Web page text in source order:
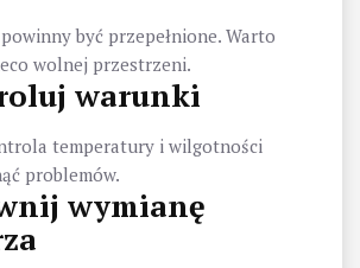
być przepełnione. Warto
wolnej przestrzeni.
warunki
temperatury i wilgotności
problemów.
wymianę